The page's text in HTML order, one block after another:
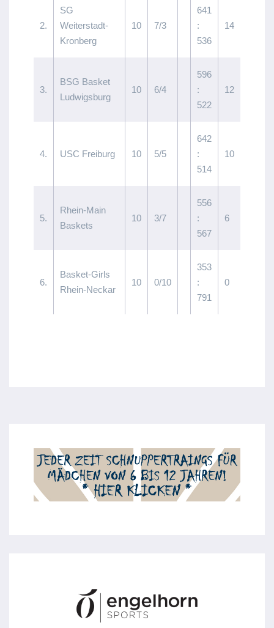
2.
SG
Weiterstadt-
Kronberg
10 7/3
641
:
536
14
3.
BSG Basket
Ludwigsburg
10 6/4
596
:
522
12
4. USC Freiburg 10 5/5
642
:
514
10
5.
Rhein-Main
Baskets
10 3/7
556
:
567
6
6.
Basket-Girls
Rhein-Neckar
10 0/10
353
:
791
0